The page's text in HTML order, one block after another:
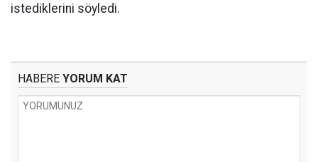
istediklerini söyledi.
HABERE YORUM KAT